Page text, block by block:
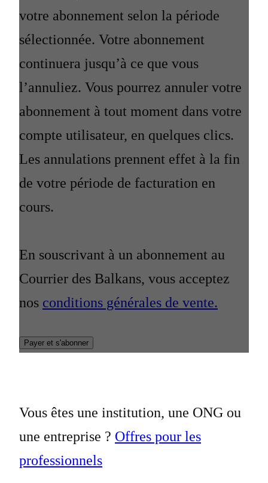
votre abonnement selon la période
sélectionnée. Votre abonnement
continuera jusqu’à ce que vous
l’annuliez. Vous pourrez annuler votre
abonnement à tout moment dans votre
compte utilisateur, en quelques clics.
Les annulations prennent effet à la fin
de votre période de facturation en
cours.
En souscrivant à un abonnement au
Courrier des Balkans, vous acceptez
nos conditions générales de vente.
Payer et s'abonner
Vous êtes une institution, une ONG ou
une entreprise ? Offres pour les
professionnels